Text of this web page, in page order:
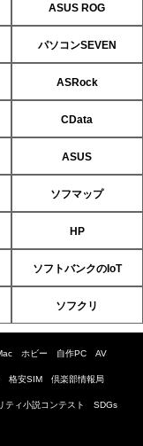
ASUS ROG
パソコンSEVEN
ASRock
CData
ASUS
ソフマップ
HP
ソフトバンクのIoT
ソフクリ
ホビー 自作PC AV
格安SIM 倶楽部情報局
ティ小説コンテスト SDGs